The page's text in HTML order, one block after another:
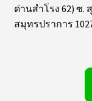
ด่านสำโรง 62) ซ.
สมุทรปราการ